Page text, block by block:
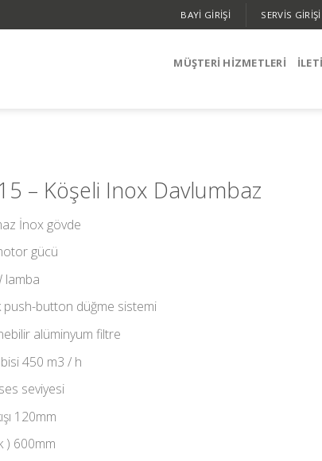
BAYİ GİRİŞİ SERVIS GIRIŞI
MÜŞTERİ HİZMETLERİ
– Köşeli Inox Davlumbaz
İnox gövde
gücü
lamba
push-button düğme sistemi
alüminyum filtre
450 m3 / h
seviyesi
120mm
) 600mm